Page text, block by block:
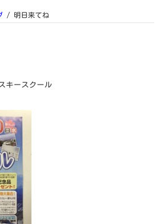
明日来てね
キースクール